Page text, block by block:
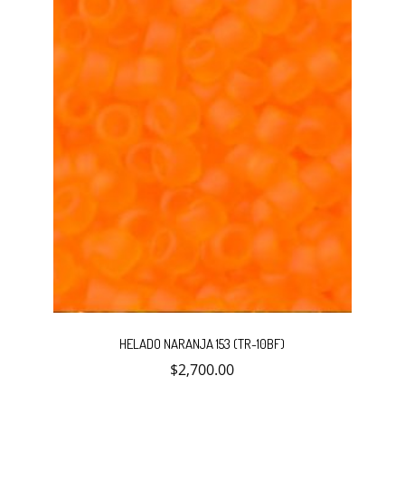
HELADO NARANJA 153 (TR-10BF)
$2,700.00